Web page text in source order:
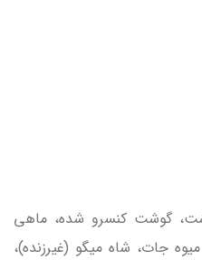
گوشت، گوشت کنسرو شده، ماهی
جات، شاه میگو (غیرزنده)،